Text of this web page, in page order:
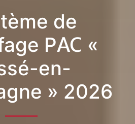
de
PAC «
en-
» 2026